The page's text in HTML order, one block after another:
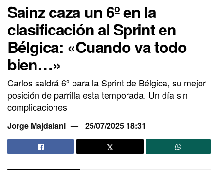
Sainz caza un 6º en la
clasificación al Sprint en
Bélgica: «Cuando va todo
bien…»
Carlos saldrá 6º para la Sprint de Bélgica, su mejor
posición de parrilla esta temporada. Un día sin
complicaciones
Jorge Majdalani 25/07/2025 18:31